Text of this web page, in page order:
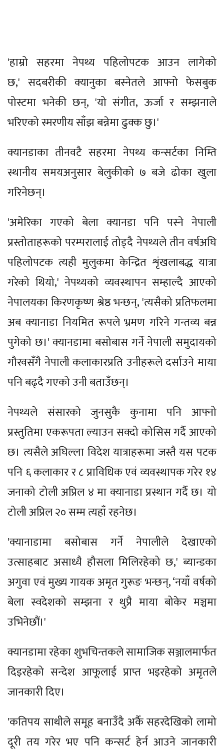
'हाम्रो सहरमा नेपथ्य पहिलोपटक आउन लागेको
छ,' सदबरीकी क्यानुका बस्नेतले आफ्नो फेसबुक
पोस्टमा भनेकी छन्, 'यो संगीत, ऊर्जा र सम्झनाले
भरिएको स्मरणीय साँझ बन्नेमा ढुक्क छु।'
क्यानडाका तीनवटै सहरमा नेपथ्य कन्सर्टका निम्ति
स्थानीय समयअनुसार बेलुकीको ७ बजे ढोका खुला
गरिनेछन्।
'अमेरिका गएको बेला क्यानडा पनि पस्ने नेपाली
प्रस्तोताहरूको परम्परालाई तोड्दै नेपथ्यले तीन वर्षअघि
पहिलोपटक त्यही मुलुकमा केन्द्रित शृंखलाबद्ध यात्रा
गरेको थियो,' नेपथ्यको व्यवस्थापन सम्हाल्दै आएको
नेपालयका किरणकृष्ण श्रेष्ठ भन्छन्, 'त्यसैको प्रतिफलमा
अब क्यानाडा नियमित रूपले भ्रमण गरिने गन्तव्य बन्न
पुगेको छ।' क्यानडामा बसोबास गर्ने नेपाली समुदायको
गौरवसँगै नेपाली कलाकारप्रति उनीहरूले दर्साउने माया
पनि बढ्दै गएको उनी बताउँछन्।
नेपथ्यले संसारको जुनसुकै कुनामा पनि आफ्नो
प्रस्तुतिमा एकरूपता ल्याउन सक्दो कोसिस गर्दै आएको
छ। त्यसैले अघिल्ला विदेश यात्राहरूमा जस्तै यस पटक
पनि ६ कलाकार र ८ प्राविधिक एवं व्यवस्थापक गरेर १४
जनाको टोली अप्रिल ४ मा क्यानाडा प्रस्थान गर्दै छ। यो
टोली अप्रिल २० सम्म त्यहाँ रहनेछ।
'क्यानाडामा बसोबास गर्ने नेपालीले देखाएको
उत्साहबाट असाध्यै हौसला मिलिरहेको छ,' ब्यान्डका
अगुवा एवं मुख्य गायक अमृत गुरूङ भन्छन्, ‘नयाँ वर्षको
बेला स्वदेशको सम्झना र थुप्रै माया बोकेर मञ्चमा
उभिनेछौं।'
क्यानडामा रहेका शुभचिन्तकले सामाजिक सञ्जालमार्फत
दिइरहेको सन्देश आफूलाई प्राप्त भइरहेको अमृतले
जानकारी दिए।
'कतिपय साथीले समूह बनाउँदै अर्कै सहरदेखिको लामो
दूरी तय गरेर भए पनि कन्सर्ट हेर्न आउने जानकारी